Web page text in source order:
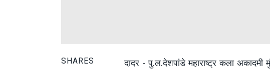
SHARES
दादर - पु.ल.देशपांडे महाराष्ट्र कला अकादमी